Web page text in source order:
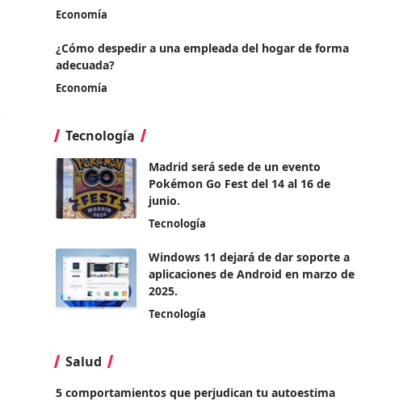
Economía
¿Cómo despedir a una empleada del hogar de forma
adecuada?
Economía
Tecnología
Madrid será sede de un evento
Pokémon Go Fest del 14 al 16 de
junio.
Tecnología
Windows 11 dejará de dar soporte a
aplicaciones de Android en marzo de
2025.
Tecnología
Salud
5 comportamientos que perjudican tu autoestima